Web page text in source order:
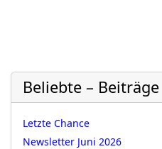
Beliebte – Beiträge
Letzte Chance
Newsletter Juni 2026